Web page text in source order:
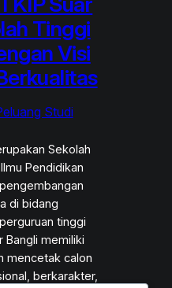
Tinggi
Visi
Studi
Sekolah
Pendidikan
di bidang
tinggi
Bangli memiliki
mencetak calon
berkarakter,